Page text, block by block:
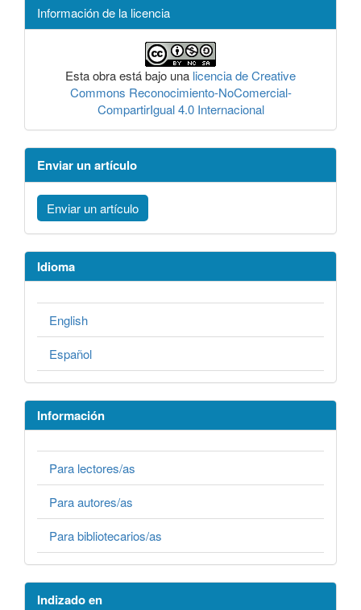
Información de la licencia
Esta obra está bajo una licencia de Creative
Commons Reconocimiento-NoComercial-
CompartirIgual 4.0 Internacional
Enviar un artículo
Enviar un artículo
Idioma
English
Español
Información
Para lectores/as
Para autores/as
Para bibliotecarios/as
Indizado en